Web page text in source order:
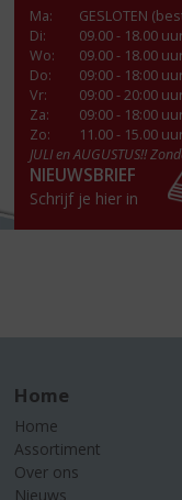
Ma:
GESLOTEN
Di:
09.00 - 18.00
Wo:
09.00 - 18.00
Do:
09:00 - 18:00
Vr:
09:00 - 20:00
Za:
09:00 - 18:00
Zo:
11.00 - 15.00
JULI en AUGUSTUS!!
NIEUWSBRIEF
Schrijf je hier in
Home
Home
Assortiment
Over ons
Nieuws